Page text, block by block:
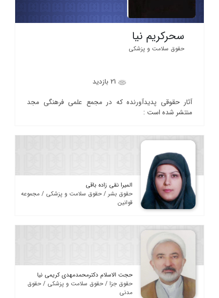
سحرکریم نیا
حقوق سلامت و پزشکی
آثار حقوقی پدیدآورنده که در مجمع علمی فرهنگی مجد
منتشر شده است :
المیرا نقی زاده باقی
حقوق بشر / حقوق سلامت و پزشکی / مجموعه
قوانین
حجت الاسلام دکترمحمدمهدی کریمی نیا
حقوق جزا / حقوق سلامت و پزشکی / حقوق
مدنی